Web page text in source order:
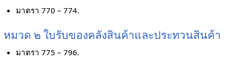
มาตรา 770 – 774.
หมวด ๒ ใบรับของคลังสินค้าและประทวนสินค้า
มาตรา 775 – 796.